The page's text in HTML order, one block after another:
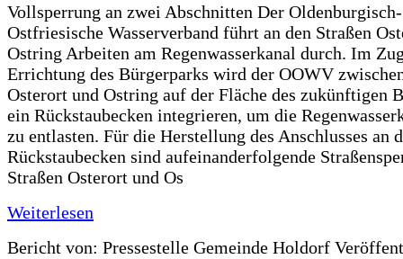
Vollsperrung an zwei Abschnitten Der Oldenburgisch-
Ostfriesische Wasserverband führt an den Straßen
Ostring Arbeiten am Regenwasserkanal durch. Im
Errichtung des Bürgerparks wird der OOWV
Osterort und Ostring auf der Fläche des zukünftigen
ein Rückstaubecken integrieren, um die
zu entlasten. Für die Herstellung des Anschlusses an
Rückstaubecken sind aufeinanderfolgende
Straßen Osterort und Os
Weiterlesen
Bericht von: Pressestelle Gemeinde Holdorf